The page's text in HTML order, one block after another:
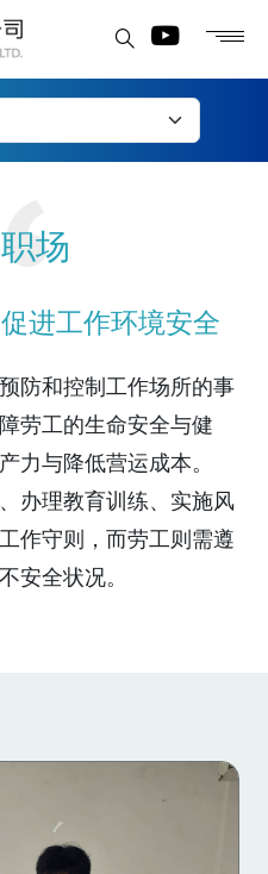
场
进工作环境安全
防和控制工作场所的事
劳工的生命安全与健
力与降低营运成本。
办理教育训练、实施风
作守则，而劳工则需遵
安全状况。